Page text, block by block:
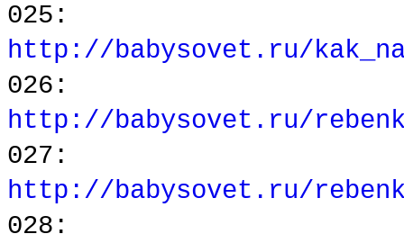
025:
http://babysovet.ru/
026:
http://babysovet.ru/
027:
http://babysovet.ru/
028: